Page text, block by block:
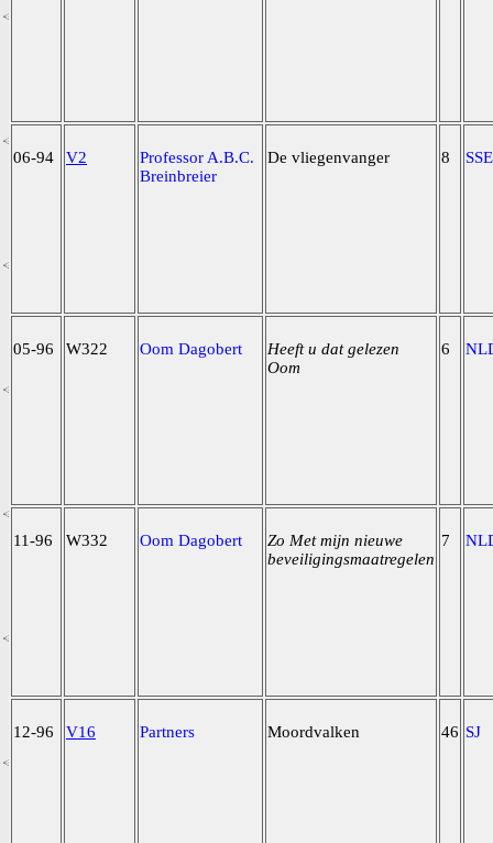
06-94 V2
Professor A.B.C.
Breinbreier
De vliegenvanger 8 SSE
05-96 W322 Oom Dagobert
Heeft u dat gelezen
Oom
6
11-96 W332 Oom Dagobert
Zo Met mijn nieuwe
beveiligingsmaatregelen
7
12-96 V16 Partners Moordvalken 46 SJ